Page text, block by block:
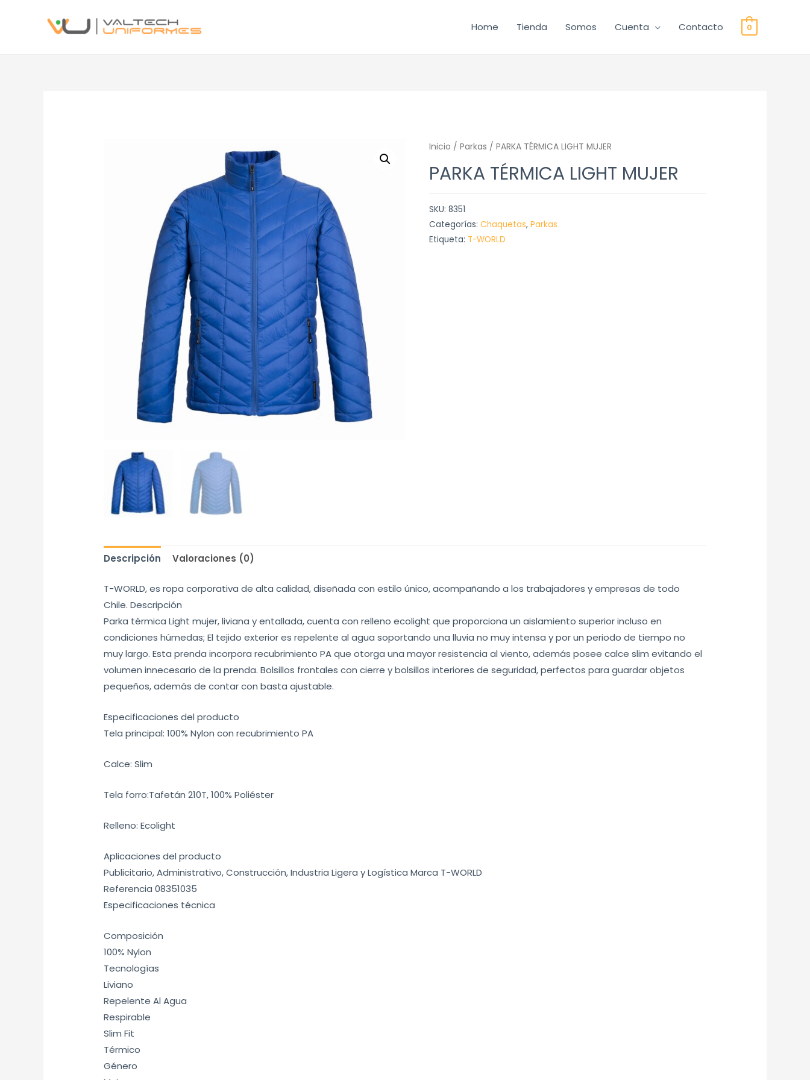
Home Tienda Somos Cuenta Contacto 0
Inicio / Parkas / PARKA TÉRMICA LIGHT MUJER
PARKA TÉRMICA LIGHT MUJER
SKU: 8351
Categorías: Chaquetas, Parkas
Etiqueta: T-WORLD
Descripción Valoraciones (0)
T-WORLD, es ropa corporativa de alta calidad, diseñada con estilo único, acompañando a los trabajadores y empresas de todo
Chile. Descripción
Parka térmica Light mujer, liviana y entallada, cuenta con relleno ecolight que proporciona un aislamiento superior incluso en
condiciones húmedas; El tejido exterior es repelente al agua soportando una lluvia no muy intensa y por un periodo de tiempo no
muy largo. Esta prenda incorpora recubrimiento PA que otorga una mayor resistencia al viento, además posee calce slim evitando el
volumen innecesario de la prenda. Bolsillos frontales con cierre y bolsillos interiores de seguridad, perfectos para guardar objetos
pequeños, además de contar con basta ajustable.
Especificaciones del producto
Tela principal: 100% Nylon con recubrimiento PA
Calce: Slim
Tela forro:Tafetán 210T, 100% Poliéster
Relleno: Ecolight
Aplicaciones del producto
Publicitario, Administrativo, Construcción, Industria Ligera y Logística Marca T-WORLD
Referencia 08351035
Especificaciones técnica
Composición
100% Nylon
Tecnologías
Liviano
Repelente Al Agua
Respirable
Slim Fit
Térmico
Género